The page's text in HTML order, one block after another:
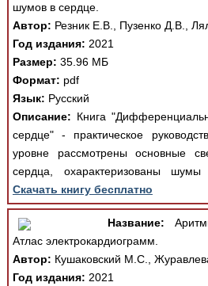
шумов в сердце.
Автор: Резник Е.В., Пузенко Д.В.,
Год издания: 2021
Размер: 35.96 МБ
Формат: pdf
Язык: Русский
Описание: Книга
сердце" - практическое
уровне рассмотрены основные
сердца, охарактеризованы
Скачать книгу бесплатно
Название:
Атлас электрокардиограмм.
Автор: Кушаковский М.С.,
Год издания: 2021